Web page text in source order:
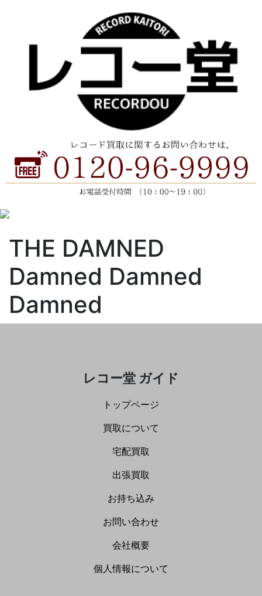
THE DAMNED
Damned Damned
Damned
レコー堂 ガイド
トップページ
買取について
宅配買取
出張買取
お持ち込み
お問い合わせ
会社概要
個人情報について